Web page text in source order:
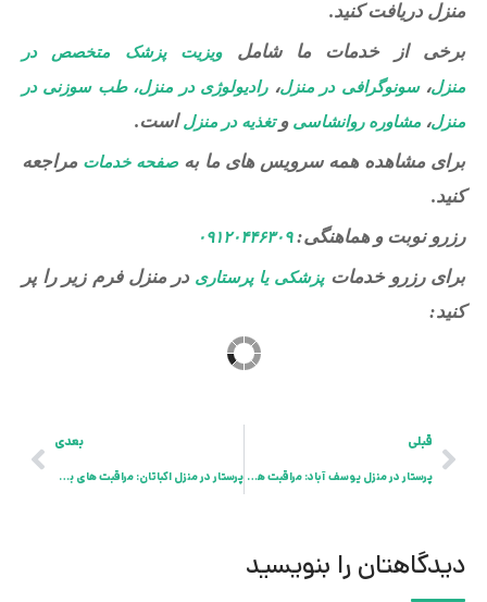
منزل دریافت کنید.
برخی از خدمات ما شاملویزیت پزشک متخصص در
منزل،سونوگرافی در منزل،رادیولوژی در منزل، طب سوزنی در
منزل، مشاوره روانشاسی وتغذیه در منزلاست.
برای مشاهده همه سرویس های ما به صفحه خدمات مراجعه
کنید.
رزرو نوبت و هماهنگی:۰۹۱۲۰۴۴۶۳۰۹
برای رزرو خدماتپزشکی یا پرستاری در منزل فرم زیر را پر
کنید:
قبلی
پرستار در منزل یوسف آباد: مراقبت‌ های بهداشتی حرفه ای در راحتی خانه شما
بعدی
پرستار در منزل اکباتان: مراقبت‌ های بهداشتی حرفه ای در راحتی خانه شما
دیدگاهتان را بنویسید